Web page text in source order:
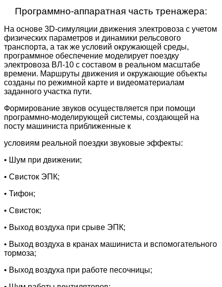
Программно-аппаратная часть тренажера:
На основе 3D-симуляции движения электровоза с учетом
физических параметров и динамики рельсового
транспорта, а так же условий окружающей среды,
программное обеспечение моделирует поездку
электровоза ВЛ-10 с составом в реальном масштабе
времени. Маршруты движения и окружающие объекты
созданы по режимной карте и видеоматериалам
заданного участка пути.
Формирование звуков осуществляется при помощи
программно-моделирующей системы, создающей на
посту машиниста приближенные к
условиям реальной поездки звуковые эффекты:
• Шум при движении;
• Свисток ЭПК;
• Тифон;
• Свисток;
• Выход воздуха при срыве ЭПК;
• Выход воздуха в кранах машиниста и вспомогательного
тормоза;
• Выход воздуха при работе песочницы;